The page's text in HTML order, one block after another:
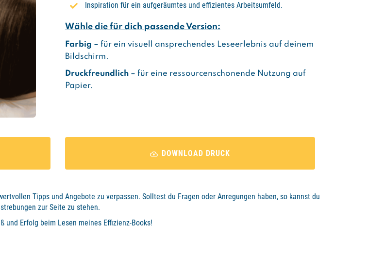
Inspiration für ein aufgeräumtes und effizientes Arbeitsumfeld.
Wähle die für dich passende Version:
Farbig – für ein visuell ansprechendes Leseerlebnis auf deinem
Bildschirm.
Druckfreundlich – für eine ressourcenschonende Nutzung auf
Papier.
DOWNLOAD DRUCK
Tipps und Angebote zu verpassen. Solltest du Fragen oder Anregungen haben, so kannst du
zur Seite zu stehen.
und Erfolg beim Lesen meines Effizienz-Books!